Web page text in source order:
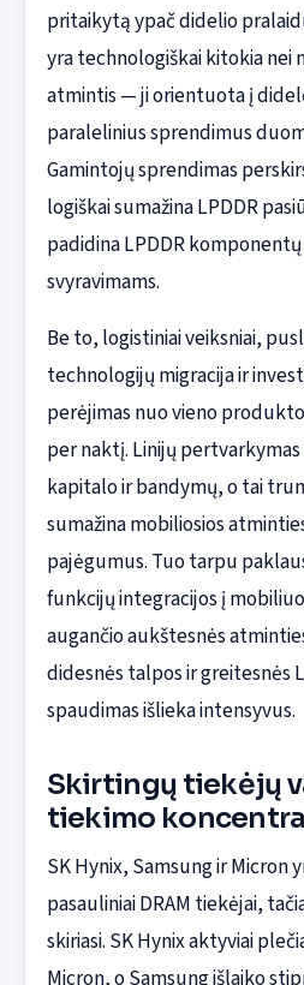
pritaikytą ypač didelio
yra technologiškai kitokia nei
atmintis — ji orientuota į
paralelinius sprendimus
Gamintojų sprendimas
logiškai sumažina LPDDR
padidina LPDDR
svyravimams.
Be to, logistiniai veiksniai,
technologijų migracija ir
perėjimas nuo vieno
per naktį. Linijų
kapitalo ir bandymų, o tai
sumažina mobiliosios
pajėgumus. Tuo tarpu
funkcijų integracijos į
augančio aukštesnės
didesnės talpos ir greitesnės
spaudimas išlieka intensyvus.
Skirtingų tiekėjų
tiekimo
SK Hynix, Samsung ir Micron
pasauliniai DRAM tiekėjai,
skiriasi. SK Hynix aktyviai
Micron, o Samsung išlaiko